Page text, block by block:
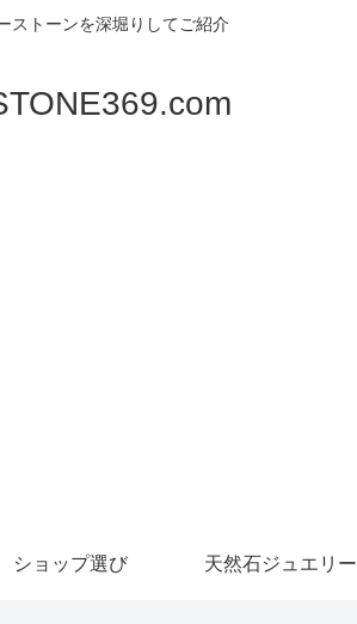
ストーンを深堀りしてご紹介
ショップ選び 天然石ジュエリー